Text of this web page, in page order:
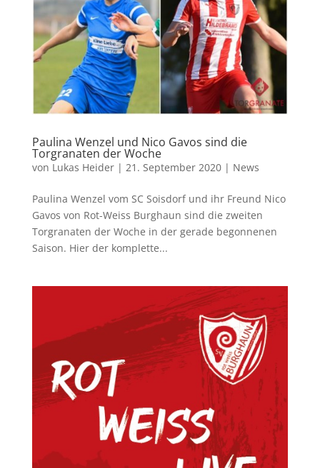
Paulina Wenzel und Nico Gavos sind die
Torgranaten der Woche
von Lukas Heider| 21. September 2020| News
Paulina Wenzel vom SC Soisdorf und ihr Freund Nico
Gavos von Rot-Weiss Burghaun sind die zweiten
Torgranaten der Woche in der gerade begonnenen
Saison. Hier der komplette...